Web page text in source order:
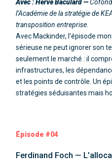
Avec : Hervé Baculard —
l’Académie de la stratégie de
transposition entreprise.
Avec Mackinder, l’épisode
sérieuse ne peut ignorer son
seulement le marché : il
infrastructures, les
et les points de contrôle. Un
stratégies séduisantes mais
Épisode #04
Ferdinand Foch —